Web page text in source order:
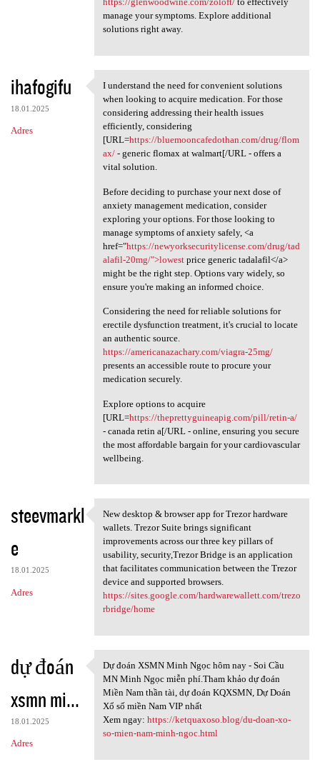
manage your symptoms. Explore additional
solutions right away.
ihafogifu
18.01.2025
Adres
I understand the need for
I understand the need for convenient solutions
when looking to acquire medication. For those
considering addressing their health issues
efficiently, considering
[URL=https://bluemooncafedothan.com/drug/flom
ax/- generic flomax at walmart[/URL - offers a
vital solution.
Before deciding to purchase your next dose of
anxiety management medication, consider
exploring your options. For those looking to
manage symptoms of anxiety safely, <a
href="https://newyorksecuritylicense.com/drug/tad
alafil-20mg/">lowestprice generic tadalafil</a>
might be the right step. Options vary widely, so
ensure you're making an informed choice.
Considering the need for reliable solutions for
erectile dysfunction treatment, it's crucial to locate
an authentic source.
https://americanazachary.com/viagra-25mg/
presents an accessible route to procure your
medication securely.
Explore options to acquire
[URL=https://theprettyguineapig.com/pill/retin-a/
- canada retin a[/URL - online, ensuring you secure
the most affordable bargain for your cardiovascular
wellbeing.
steevmarkl
e
18.01.2025
Adres
New desktop & browser app for
New desktop & browser app for Trezor hardware
wallets. Trezor Suite brings significant
improvements across our three key pillars of
usability, security,Trezor Bridge is an application
that facilitates communication between the Trezor
device and supported browsers.
https://sites.google.com/hardwarewallett.com/trezo
rbridge/home
dự đoán
xsmn mi...
18.01.2025
Adres
Dự đoán XSMN Minh Ngọc hôm
Dự đoán XSMN Minh Ngọc hôm nay - Soi Cầu
MN Minh Ngọc miễn phí.Tham khảo dự đoán
Miền Nam thần tài, dự đoán KQXSMN, Dự Doán
Xổ số miền Nam VIP nhất
Xem ngay: https://ketquaxoso.blog/du-doan-xo-
so-mien-nam-minh-ngoc.html